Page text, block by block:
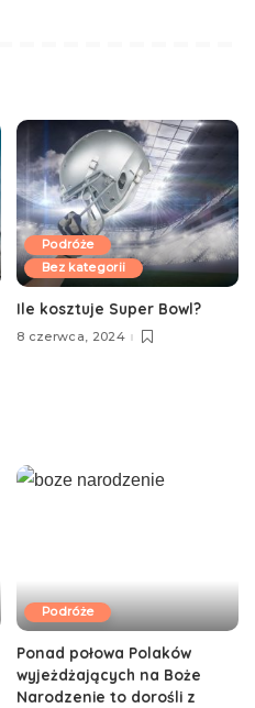
Podróże
Bez kategorii
Ile kosztuje Super Bowl?
8 czerwca, 2024
Podróże
Ponad połowa Polaków
wyjeżdżających na Boże
Narodzenie to dorośli z